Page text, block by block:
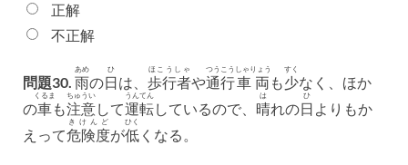
正解
不正解
問題30. 雨
あめ
の日
ひ
は、 歩行者
ほこうしゃ
や通行
つうこう
車両
しゃりょう
も少
すく
なく、ほか
の車
くるま
も注意
ちゅうい
して運転
うんてん
しているので、 晴
は
れの日
ひ
よりもか
えって危険度
きけんど
が低
ひく
くなる。